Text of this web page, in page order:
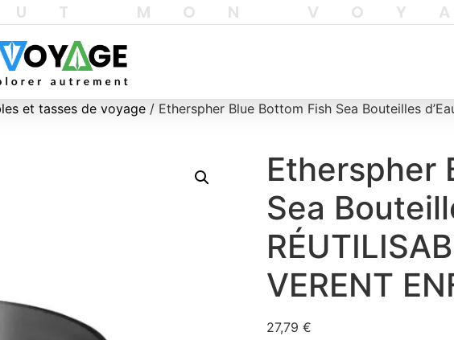
MON
et tasses de voyage / Etherspher Blue Bottom Fish Sea Bouteilles
Etherspher
Sea
VERENT
27,79 €